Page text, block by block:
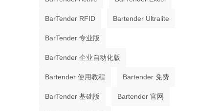
BarTender RFID Bartender Ultralite
BarTender 专业版
BarTender 企业自动化版
Bartender 使用教程 Bartender 免费
BarTender 基础版 Bartender 官网